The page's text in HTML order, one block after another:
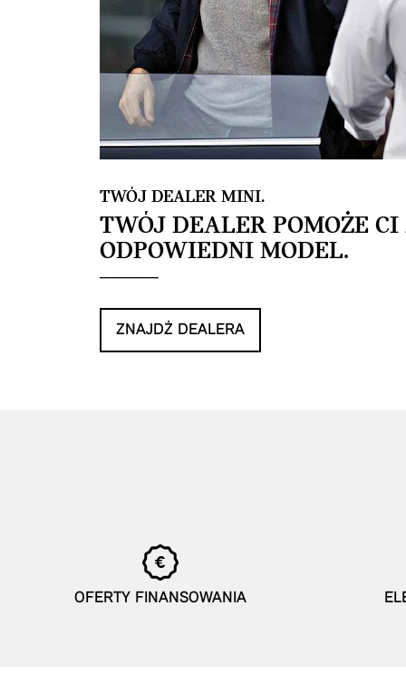
TWÓJ DEALER MINI.
TWÓJ DEALER POMOŻE CI
ODPOWIEDNI MODEL.
ZNAJDŹ DEALERA
OFERTY FINANSOWANIA